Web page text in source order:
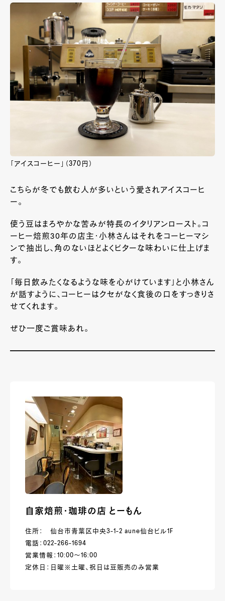
「アイスコーヒー」（370円）
こちらが冬でも飲む人が多いという愛されアイスコーヒ
ー。
使う豆はまろやかな苦みが特長のイタリアンロースト。コ
ーヒー焙煎30年の店主・小林さんはそれをコーヒーマシ
ンで抽出し、角のないほどよくビターな味わいに仕上げま
す。
「毎日飲みたくなるような味を心がけています」と小林さん
が話すように、コーヒーはクセがなく食後の口をすっきりさ
せてくれます。
ぜひ一度ご賞味あれ。
自家焙煎・珈琲の店 とーもん
住所： 仙台市青葉区中央3-1-2 aune仙台ビル1F
電話：022-266-1694
営業情報：10:00～16:00
定休日：日曜※土曜、祝日は豆販売のみ営業